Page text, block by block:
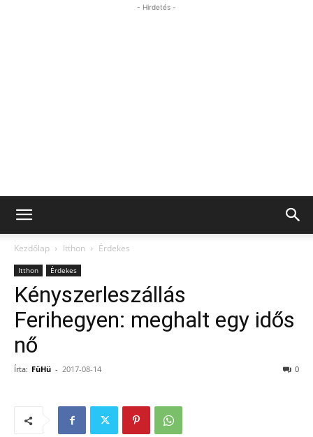
- Hirdetés -
Kezdőlap Itthon Érdekes
Itthon Érdekes
Kényszerleszállás
Ferihegyen: meghalt egy idős
nő
Írta: FüHü - 2017-08-14 0